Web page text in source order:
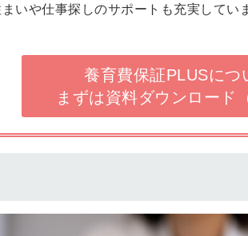
いや仕事探しのサポートも充実してい
養育費保証PLUSにつ
まずは資料ダウンロード